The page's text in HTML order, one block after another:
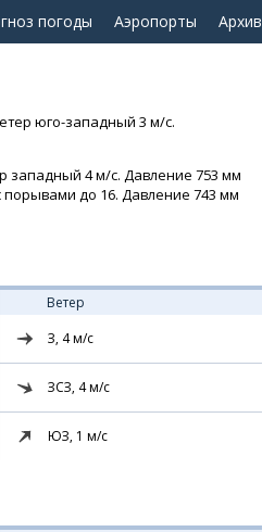
погоды Аэропорты Архив
юго-западный 3 м/с.
западный 4 м/с. Давление 753 мм
порывами до 16. Давление 743 мм
Ветер
З, 4м/с
ЗСЗ, 4м/с
ЮЗ, 1 м/с